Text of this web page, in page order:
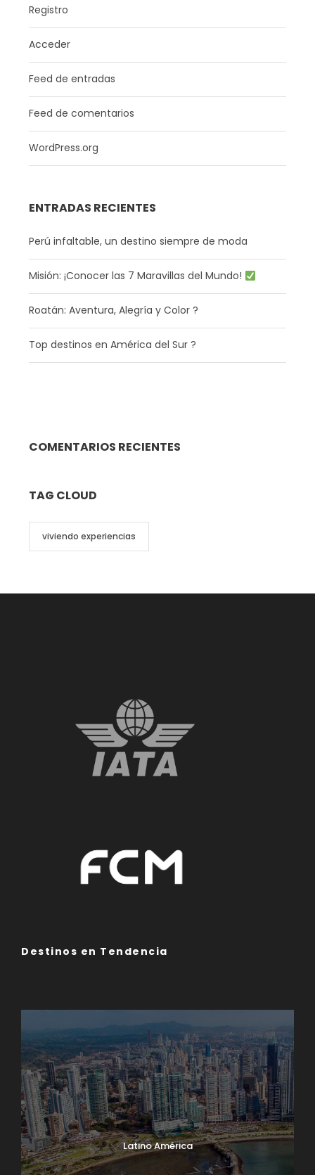
Registro
Acceder
Feed de entradas
Feed de comentarios
WordPress.org
ENTRADAS RECIENTES
Perú infaltable, un destino siempre de moda
Misión: ¡Conocer las 7 Maravillas del Mundo!
Roatán: Aventura, Alegría y Color ?
Top destinos en América del Sur ?
COMENTARIOS RECIENTES
TAG CLOUD
viviendo experiencias
Destinos en Tendencia
Latino América